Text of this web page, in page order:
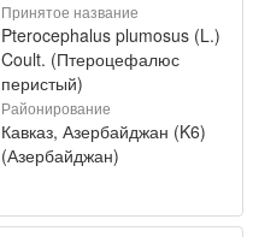
Принятое название
Pterocephalus plumosus (L.)
Coult. (Птероцефалюс
перистый)
Районирование
Кавказ, Азербайджан (K6)
(Азербайджан)